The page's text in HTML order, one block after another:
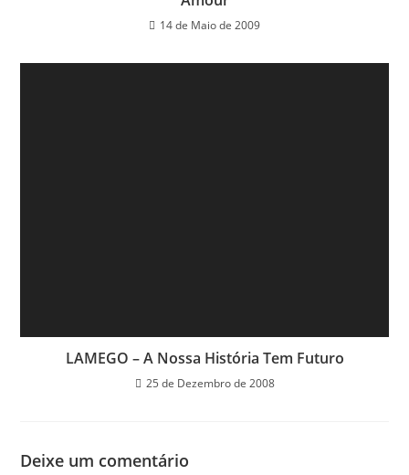
14 de Maio de 2009
LAMEGO – A Nossa História Tem Futuro
25 de Dezembro de 2008
Deixe um comentário